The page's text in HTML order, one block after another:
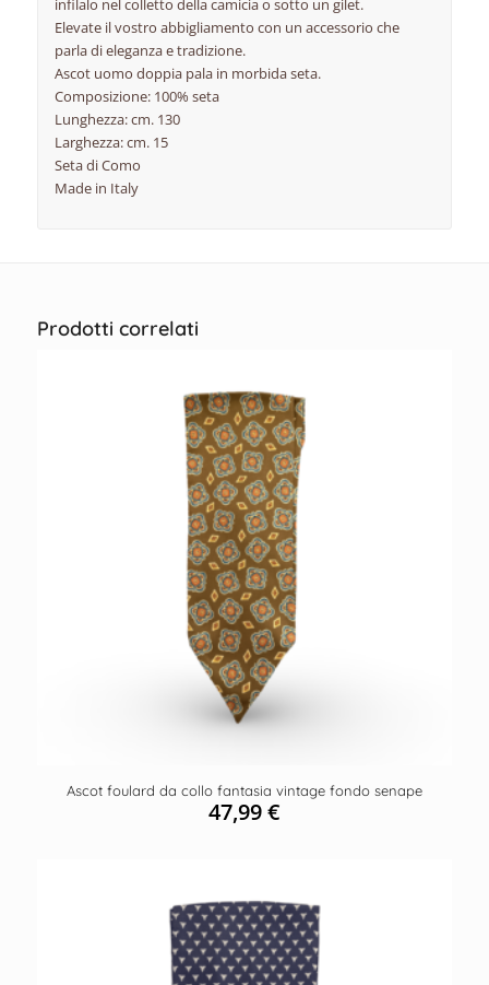
infilalo nel colletto della camicia o sotto un gilet.
Elevate il vostro abbigliamento con un accessorio che
parla di eleganza e tradizione.
Ascot uomo doppia pala in morbida seta.
Composizione: 100% seta
Lunghezza: cm. 130
Larghezza: cm. 15
Seta di Como
Made in Italy
Prodotti correlati
Ascot foulard da collo fantasia vintage fondo senape
47,99€